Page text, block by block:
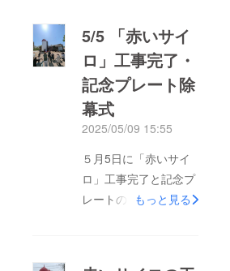
た。ご支援の余剰金を
この度、施設内の老朽
化した「案内看板の再
生」に使わせて頂きま
した。内容も現在に合
ます。畜産技術セン
ターをお越しの際は是
非見て頂きたいと思い
5/5 「赤いサイ
ロ」工事完了・
記念プレート除
幕式
2025/05/09 15:55
５月5日に「赤いサイ
ロ」工事完了と記念プ
レートの除幕式を開催
もっと見る